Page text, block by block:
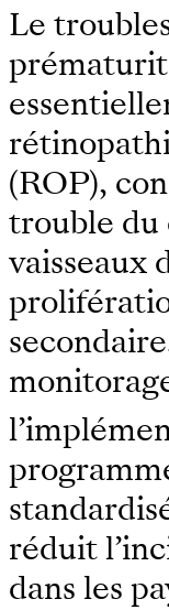
Le
(ROP),
trouble du
vaisseaux
réduit
dans les